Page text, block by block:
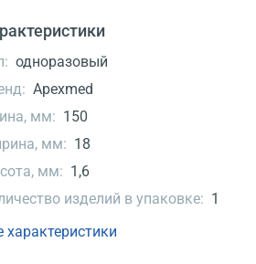
одноразовый
Apexmed
мм: 150
мм: 18
мм: 1,6
изделий в упаковке: 1
характеристики